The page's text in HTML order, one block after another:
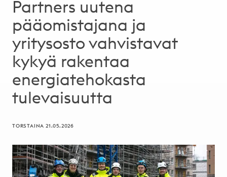
Partners uutena
pääomistajana ja
yritysosto vahvistavat
kykyä rakentaa
energiatehokasta
tulevaisuutta
TORSTAINA 21.05.2026